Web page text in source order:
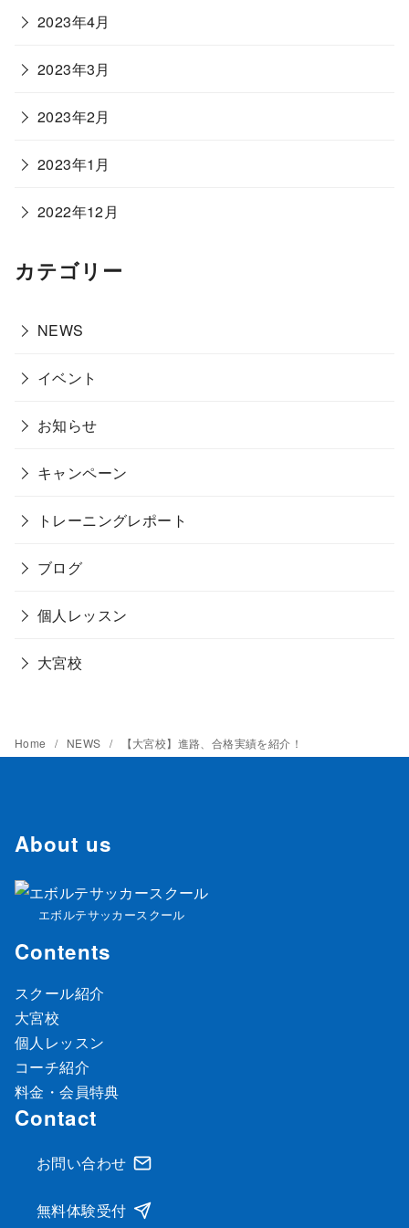
2023年4月
2023年3月
2023年2月
2023年1月
2022年12月
カテゴリー
NEWS
イベント
お知らせ
キャンペーン
トレーニングレポート
ブログ
個人レッスン
大宮校
Home NEWS 【大宮校】進路、合格実績を紹介！
About us
エボルテサッカースクール
Contents
スクール紹介
大宮校
個人レッスン
コーチ紹介
料金・会員特典
Contact
お問い合わせ
無料体験受付